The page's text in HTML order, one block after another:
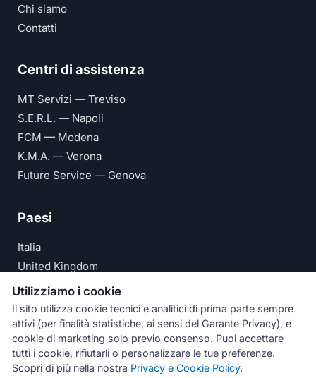
Chi siamo
Contatti
Centri di assistenza
MT Servizi — Treviso
S.E.R.L. — Napoli
FCM — Modena
K.M.A. — Verona
Future Service — Genova
Paesi
Italia
United Kingdom
Deutschland
España
© Numeri Primi Srl — P.IVA IT11621120960 ·Privacy e
Cookie Policy
Utilizziamo i cookie
Il sito utilizza cookie tecnici e analitici di prima parte sempre
attivi (per finalità statistiche, ai sensi del Garante Privacy), e
cookie di marketing solo previo consenso. Puoi accettare
tutti i cookie, rifiutarli o personalizzare le tue preferenze.
Scopri di più nella nostra Privacy e Cookie Policy.